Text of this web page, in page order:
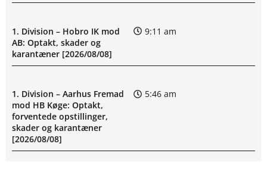
1. Division – Hobro IK mod
AB: Optakt, skader og
karantæner [2026/08/08]
9:11 am
1. Division – Aarhus Fremad
mod HB Køge: Optakt,
forventede opstillinger,
skader og karantæner
[2026/08/08]
5:46 am